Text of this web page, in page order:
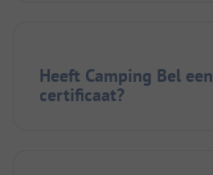
Heeft Camping Bel een
certificaat?